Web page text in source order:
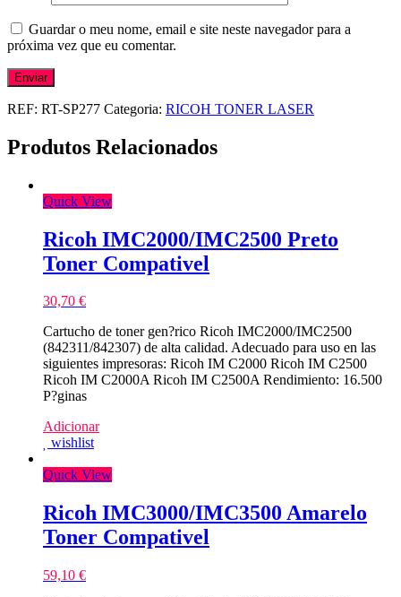
Guardar o meu nome, email e site neste navegador para a
próxima vez que eu comentar.
REF: RT-SP277 Categoria: RICOH TONER LASER
Produtos Relacionados
Quick View
Ricoh IMC2000/IMC2500 Preto
Toner Compativel
30,70 €
Cartucho de toner gen?rico Ricoh IMC2000/IMC2500
(842311/842307) de alta calidad. Adecuado para uso en las
siguientes impresoras: Ricoh IM C2000 Ricoh IM C2500
Ricoh IM C2000A Ricoh IM C2500A Rendimiento: 16.500
P?ginas
Adicionar
wishlist
Quick View
Ricoh IMC3000/IMC3500 Amarelo
Toner Compativel
59,10 €